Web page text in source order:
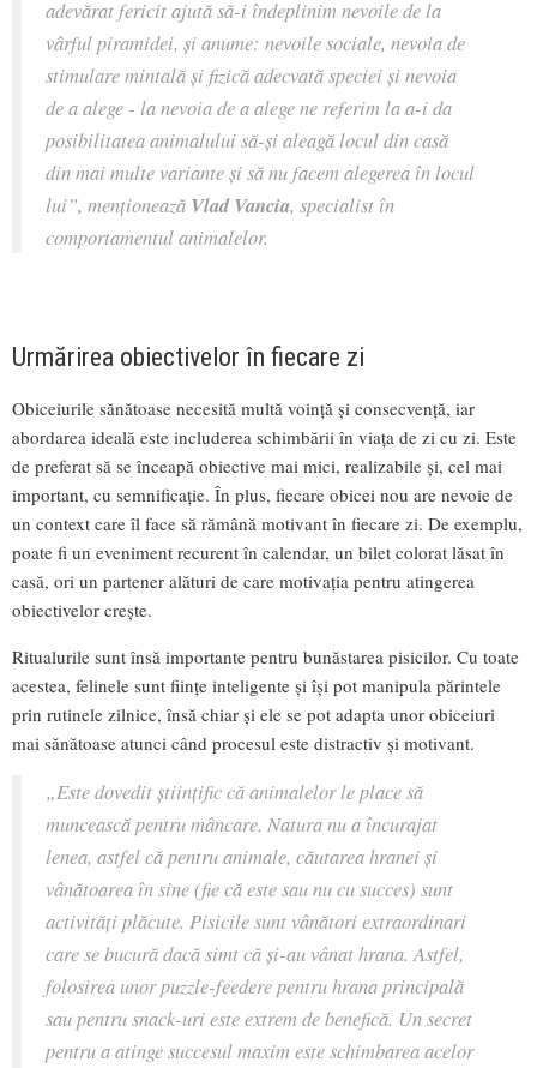
adevărat fericit ajută să-i îndeplinim nevoile de la
vârful piramidei, și anume: nevoile sociale, nevoia de
stimulare mintală și fizică adecvată speciei și nevoia
de a alege - la nevoia de a alege ne referim la a-i da
posibilitatea animalului să-și aleagă locul din casă
din mai multe variante și să nu facem alegerea în locul
lui”, menționează Vlad Vancia, specialist în
comportamentul animalelor.
Urmărirea obiectivelor în fiecare zi
Obiceiurile sănătoase necesită multă voință și consecvență, iar
abordarea ideală este includerea schimbării în viața de zi cu zi. Este
de preferat să se înceapă obiective mai mici, realizabile și, cel mai
important, cu semnificație. În plus, fiecare obicei nou are nevoie de
un context care îl face să rămână motivant în fiecare zi. De exemplu,
poate fi un eveniment recurent în calendar, un bilet colorat lăsat în
casă, ori un partener alături de care motivația pentru atingerea
obiectivelor crește.
Ritualurile sunt însă importante pentru bunăstarea pisicilor. Cu toate
acestea, felinele sunt ființe inteligente și își pot manipula părintele
prin rutinele zilnice, însă chiar și ele se pot adapta unor obiceiuri
mai sănătoase atunci când procesul este distractiv și motivant.
„Este dovedit științific că animalelor le place să
muncească pentru mâncare. Natura nu a încurajat
lenea, astfel că pentru animale, căutarea hranei și
vânătoarea în sine (fie că este sau nu cu succes) sunt
activități plăcute. Pisicile sunt vânători extraordinari
care se bucură dacă simt că și-au vânat hrana. Astfel,
folosirea unor puzzle-feedere pentru hrana principală
sau pentru snack-uri este extrem de benefică. Un secret
pentru a atinge succesul maxim este schimbarea acelor